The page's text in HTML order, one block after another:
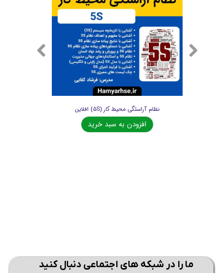
نظام آراستگی محیط کار (5S) افلاین
افزودن به سبد خرید
ما را در شبکه های اجتماعی دنبال کنید